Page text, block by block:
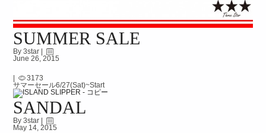
SUMMER SALE
By 3star |
June 26, 2015
3173
サマーセール6/27(Sat)~Start
SANDAL
By 3star |
May 14, 2015